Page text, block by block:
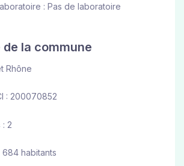
: Pas de laboratoire
la commune
Rhône
: 200070852
: 2
684 habitants